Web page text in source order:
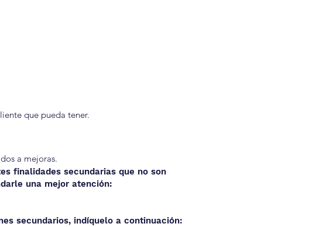
que pueda tener.
a mejoras.
finalidades secundarias que no son
una mejor atención:
secundarios, indíquelo a continuación: